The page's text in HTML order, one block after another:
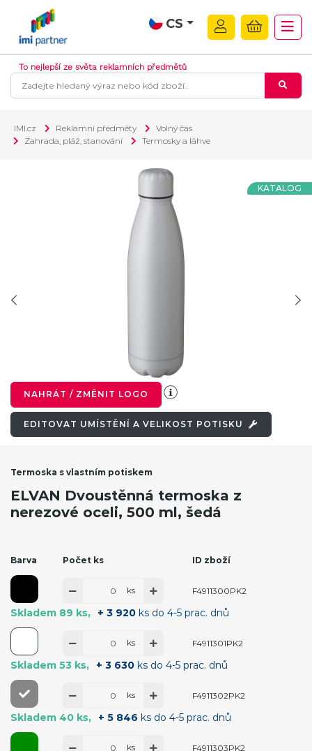
CS
To nejlepší ze světa reklamních předmětů
IMI.cz Reklamní předměty
Volný čas
Zahrada, pláž, stanování
Termosky a láhve
KATALOG
NAHRÁT / ZMĚNIT LOGO
EDITOVAT UMÍSTĚNÍ A VELIKOST POTISKU
Termoska s vlastním potiskem
ELVAN Dvoustěnná termoska z
nerezové oceli, 500 ml, šedá
Barva Počet ks ID zboží
Skladem 89 ks + 3 920 ks do 4-5 prac. dnů
ks F4911300PK2
Skladem 53 ks + 3 630 ks do 4-5 prac. dnů
ks F4911301PK2
Skladem 40 ks + 5 846 ks do 4-5 prac. dnů
ks F4911302PK2
ks F4911303PK2